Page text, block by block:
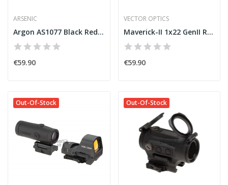
ARSENIC
Argon AS1077 Black Red Dot Sight [Arsenic]
€59.90
VECTOR OPTICS
Maverick-II 1x22 GenII Red Dot Sight [Vector...
€59.90
Out-Of-Stock Out-Of-Stock